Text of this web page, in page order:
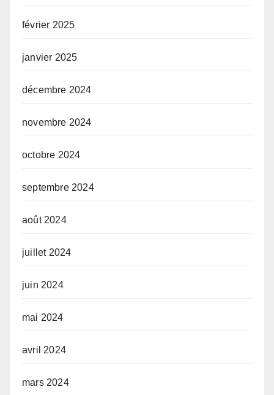
février 2025
janvier 2025
décembre 2024
novembre 2024
octobre 2024
septembre 2024
août 2024
juillet 2024
juin 2024
mai 2024
avril 2024
mars 2024